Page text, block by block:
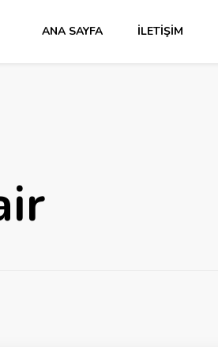
ANA SAYFA İLETIŞIM